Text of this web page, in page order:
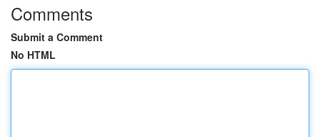
Comments
Submit a Comment
No HTML